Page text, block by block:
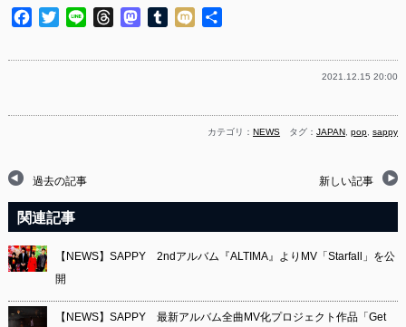
Facebook
TwitterLine ThreadsMastodon
Tumblr
Mixi
2021.12.15 20:00
カテゴリ：NEWS タグ：JAPAN ,pop ,sappy
過去の記事 新しい記事
関連記事
【NEWS】SAPPY 2ndアルバム『ALTIMA』よりMV「Starfall」を公
開
【NEWS】SAPPY 最新アルバム全曲MV化プロジェクト作品「Get